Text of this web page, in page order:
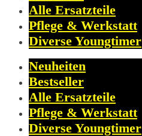
Alle Ersatzteile
Pflege & Werkstatt
Diverse Youngtimer
Neuheiten
Bestseller
Alle Ersatzteile
Pflege & Werkstatt
Diverse Youngtimer